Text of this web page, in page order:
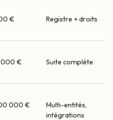
€ Registre + droits
€ Suite complète
000 €
Multi-entités,
intégrations